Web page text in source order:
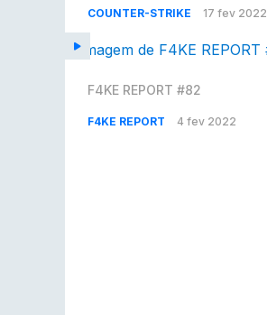
COUNTER-STRIKE 17 fev 2022
F4KE REPORT #82
F4KE REPORT 4 fev 2022